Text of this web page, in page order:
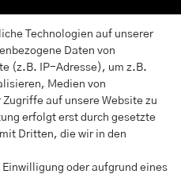
Technologien auf unserer
Daten von
(z.B. IP-Adresse), um z.B.
Medien von
auf unsere Website zu
erfolgt erst durch gesetzte
Dritten, die wir in den
oder aufgrund eines